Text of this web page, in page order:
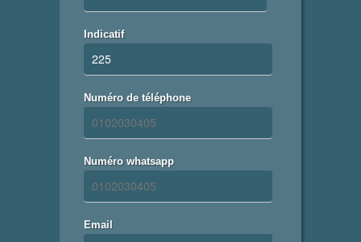
Indicatif
Numéro de téléphone
Numéro whatsapp
Email